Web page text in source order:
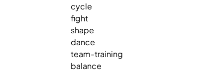
cycle
fight
shape
dance
team-training
balance